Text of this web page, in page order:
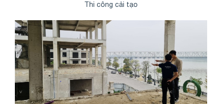
Thi công cải tạo